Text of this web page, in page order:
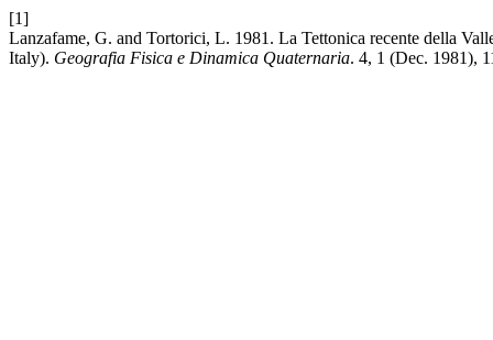
[1]
Lanzafame, G. and Tortorici, L. 1981. La Tettonica recente della
Italy). Geografia Fisica e Dinamica Quaternaria. 4, 1 (Dec. 1981),